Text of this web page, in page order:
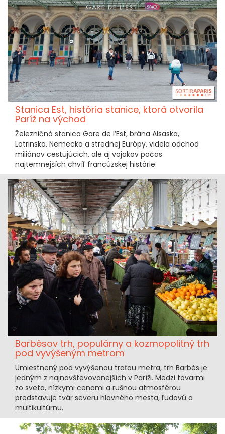
Stanica Est, história stanice, ktorá otvorila
Paríž na východ
Železničná stanica Gare de l’Est, brána Alsaska,
Lotrinska, Nemecka a strednej Európy, videla odchod
miliónov cestujúcich, ale aj vojakov počas
najtemnejších chvíľ francúzskej histórie.
Barbèsov trh, populárny a kozmopolitný trh
pod vyvýšeným metrom
Umiestnený pod vyvýšenou traťou metra, trh Barbès je
jedným z najnavštevovanejších v Paríži. Medzi tovarmi
zo sveta, nízkymi cenami a rušnou atmosférou
predstavuje tvár severu hlavného mesta, ľudovú a
multikultúrnu.